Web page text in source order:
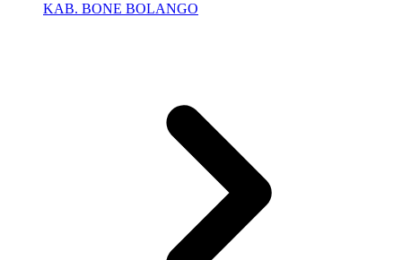
KAB. BONE BOLANGO